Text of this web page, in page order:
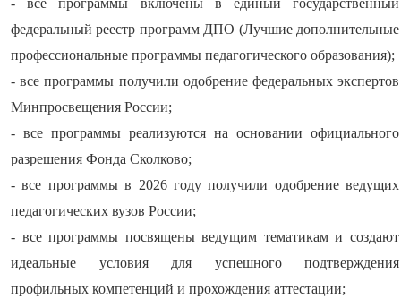
- все программы включены в единый государственный
федеральный реестр программ ДПО (Лучшие дополнительные
профессиональные программы педагогического образования);
- все программы получили одобрение федеральных экспертов
Минпросвещения России;
- все программы реализуются на основании официального
разрешения Фонда Сколково;
- все программы в 2026 году получили одобрение ведущих
педагогических вузов России;
- все программы посвящены ведущим тематикам и создают
идеальные условия для успешного подтверждения
профильных компетенций и прохождения аттестации;